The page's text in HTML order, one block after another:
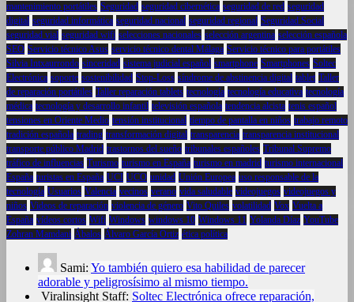
mantenimiento portátiles Seguridad seguridad cibernética seguridad de red seguridad
digital seguridad informática seguridad nacional seguridad regional Seguridad Social
seguridad vial seguridad wifi selecciones nacionales selección argentina selección española
SEO Servicio técnico Asus servicio técnico dental Málaga Servicio técnico para portátiles
Silvia Intxaurrondo sinceridad sistema judicial español smartphone Smartphones Soltec
Electrónica soporte sostenibilidad Stop-Loss síndrome de abstinencia digital tablet Taller
de reparación portátiles Taller reparación tablets tecnología tecnología educativa tecnología
médica tecnología y desarrollo infantil televisión española tendencia alcista tenis español
tensiones en Oriente Medio tensión institucional tiempo de pantalla en niños trabajo remoto
tradición española trading transformación digital transparencia transparencia institucional
transporte público Madrid trastornos del sueño tribunales españoles Tribunal Supremo
tráfico de influencias Turismo turismo en España turismo en madrid turismo internacional
España turistas en España UCI UCO unidad Unión Europea uso responsable de la
tecnología Usuarios Valencia vecinos verano vida saludable videojuegos videojuegos y
niños Videos de reparación violencia de género Vito Quiles volatilidad Vox Vuelta a
España vídeos cortos Wifi Windows windows 10 Windows 11 Yolanda Díaz YouTube
Zohran Mamdani Ábalos Álvaro García Ortiz ética política
Sami: Yo también quiero esa habilidad de parecer
adorable y peligrosísimo al mismo tiempo.
Viralinsight Staff: Soltec Electrónica ofrece reparación,